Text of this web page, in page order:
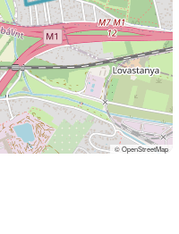
© OpenStreetMap